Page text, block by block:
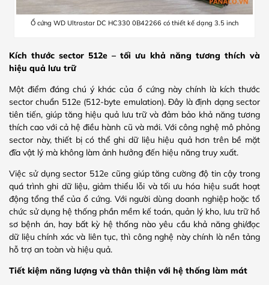
Ổ cứng WD Ultrastar DC HC330 0B42266 có thiết kế dạng 3.5 inch
Kích thước sector 512e – tối ưu khả năng tương thích và
hiệu quả lưu trữ
Một điểm đáng chú ý khác của ổ cứng này chính là kích thước
sector chuẩn 512e (512-byte emulation). Đây là định dạng sector
tiên tiến, giúp tăng hiệu quả lưu trữ và đảm bảo khả năng tương
thích cao với cả hệ điều hành cũ và mới. Với công nghệ mô phỏng
sector này, thiết bị có thể ghi dữ liệu hiệu quả hơn trên bề mặt
đĩa vật lý mà không làm ảnh hưởng đến hiệu năng truy xuất.
Việc sử dụng sector 512e cũng giúp tăng cường độ tin cậy trong
quá trình ghi dữ liệu, giảm thiểu lỗi và tối ưu hóa hiệu suất hoạt
động tổng thể của ổ cứng. Với người dùng doanh nghiệp hoặc tổ
chức sử dụng hệ thống phần mềm kế toán, quản lý kho, lưu trữ hồ
sơ bệnh án, hay bất kỳ hệ thống nào yêu cầu khả năng ghi/đọc
dữ liệu chính xác và liên tục, thì công nghệ này chính là nền tảng
hỗ trợ an toàn và hiệu quả.
Tiết kiệm năng lượng và thân thiện với hệ thống làm mát